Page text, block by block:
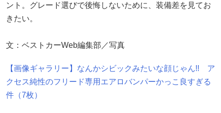
ント。グレード選びで後悔しないために、装備差を見てお
きたい。
文：ベストカーWeb編集部／写真
【画像ギャラリー】なんかシビックみたいな顔じゃん!! ア
クセス純性のフリード専用エアロバンパーかっこ良すぎる
件（7枚）